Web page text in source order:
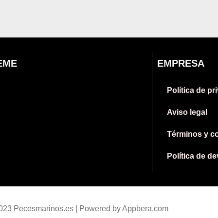
EMPRESA
Política de
Aviso legal
Términos y
Política de
Pecesmarinos.es | Powered by Appbera.com